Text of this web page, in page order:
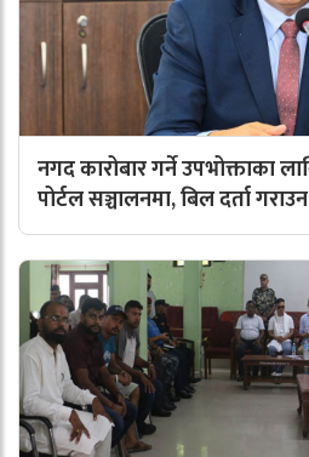
नगद कारोबार गर्ने उपभोक्ताका
पोर्टल सञ्चालनमा, बिल दर्ता